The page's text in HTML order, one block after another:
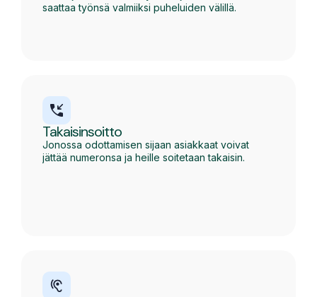
saattaa työnsä valmiiksi puheluiden välillä.
Takaisinsoitto
Jonossa odottamisen sijaan asiakkaat voivat
jättää numeronsa ja heille soitetaan takaisin.